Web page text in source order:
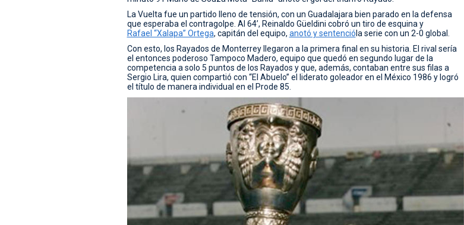
La Vuelta fue un partido lleno de tensión, con un Guadalajara bien parado en la defensa
que esperaba el contragolpe. Al 64’, Reinaldo Güeldini cobró un tiro de esquina y
Rafael “Xalapa” Ortega, capitán del equipo, anotó y sentenció la serie con un 2-0 global.
Con esto, los Rayados de Monterrey llegaron a la primera final en su historia. El rival sería
el entonces poderoso Tampoco Madero, equipo que quedó en segundo lugar de la
competencia a solo 5 puntos de los Rayados y que, además, contaban entre sus filas a
Sergio Lira, quien compartió con “El Abuelo” el liderato goleador en el México 1986 y logró
el título de manera individual en el Prode 85.